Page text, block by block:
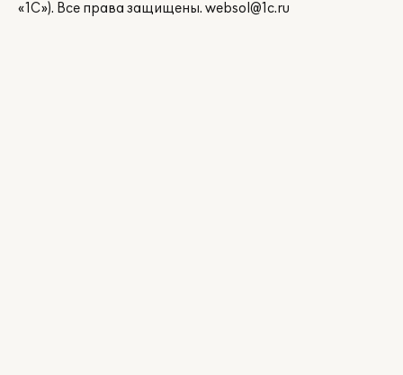
«1С»). Все права защищены. websol@1c.ru